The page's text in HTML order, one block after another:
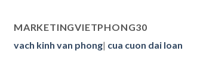
MARKETINGVIETPHONG30
vach kinh van phong| cua cuon dai loan